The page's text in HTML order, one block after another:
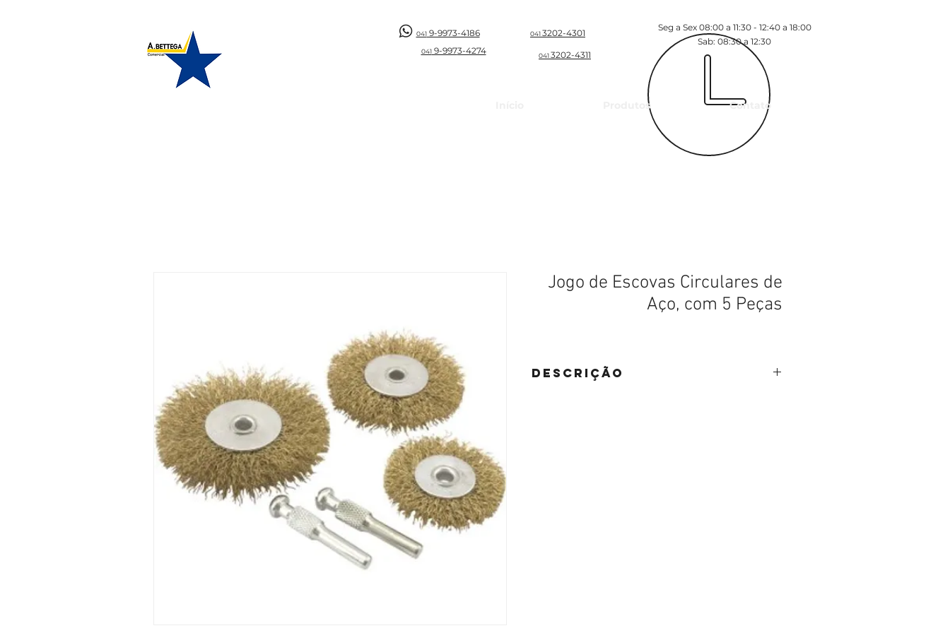
0419-9973-4186
0419-9973-4274
0413202-4301
0413202-4311
Seg a Sex 08:00 a 11:30 - 12:40 a 18:00
Sab: 08:30 a 12:30
Produtos Contato
Jogo de Escovas Circulares de
Aço, com 5 Peças
DESCRIÇÃO